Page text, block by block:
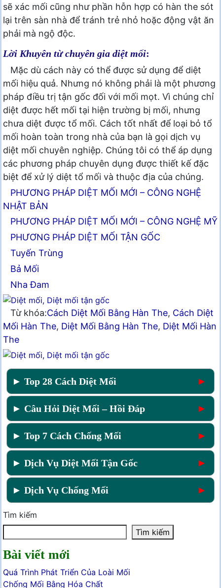
sẽ xác mối cũng như phần hỗn hợp có hàn the sót
lại trên sàn nhà để tránh trẻ nhỏ hoặc động vật ăn
phải mà ngộ độc.
Lời Khuyên từ chuyên gia diệt mối:
Mặc dù cách này có thể được sử dụng để diệt
mối hiệu quả. Nhưng nó không phải là một phương
pháp điều trị tận gốc đối với mối mọt. Vì chúng chỉ
diệt được hết mối tại hiện trường bị mối, nhưng
chưa diệt được tổ mối. Cách tốt nhất để loại bỏ tổ
mối hoàn toàn trong nhà của bạn là gọi dịch vụ
diệt mối chuyên nghiệp. Chúng tôi có thể áp dụng
các phương pháp chuyên dụng được thiết kế đặc
biệt để xử lý diệt tổ mối và thuộc địa của chúng.
PHƯƠNG PHÁP DIỆT MỐI MỚI – CÔNG NGHỆ
NHẬT BẢN
PHƯƠNG PHÁP DIỆT MỐI MỚI – CÔNG NGHỆ MỸ
PHƯƠNG PHÁP DIỆT MỐI TẬN GỐC
Tuyến Trùng
Bả Mối
Nha Đam
Từ khóa:Cách Diệt Mối Bằng Hàn The, Cách Diệt
Mối Hàn The, Diệt Mối Bằng Hàn The, Diệt Mối Hàn
The
► Top 28 Cách Diệt Mối ►
► Câu Hỏi Diệt Mối – Hồi Đáp ►
► Top 7 Cách Chống Mối ►
► Dịch Vụ Diệt Mối Tận Gốc ►
► Dịch Vụ Chống Mối ►
Tìm kiếm
Tìm kiếm
Bài viết mới
Quá Trình Phát Triển Của Loài Mối
Chống Mối Bằng Hóa Chất